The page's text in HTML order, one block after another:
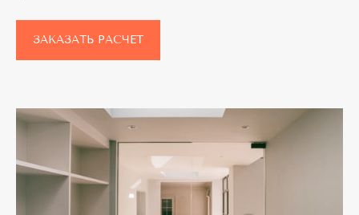
ЗАКАЗАТЬ РАСЧЕТ